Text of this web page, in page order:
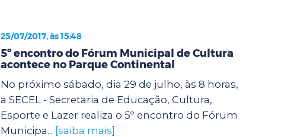
25/07/2017, às 15:48
5º encontro do Fórum Municipal de Cultura
acontece no Parque Continental
No próximo sábado, dia 29 de julho, às 8 horas,
a SECEL - Secretaria de Educação, Cultura,
Esporte e Lazer realiza o 5º encontro do Fórum
Municipa... [saiba mais]